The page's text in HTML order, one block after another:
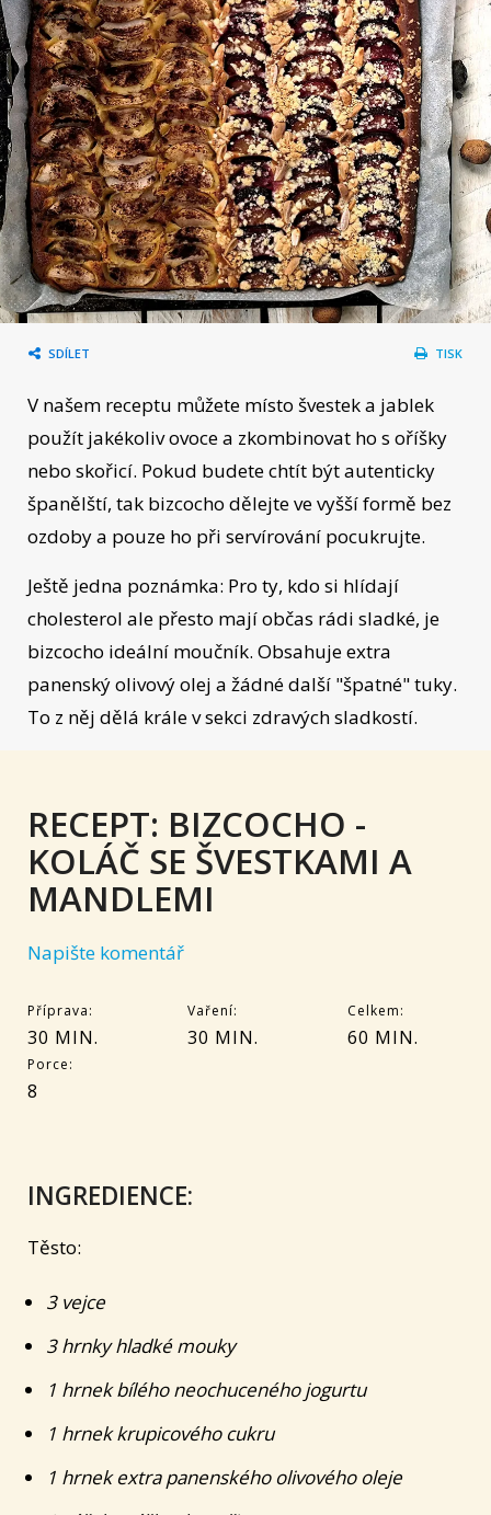
SDÍLET TISK
V našem receptu můžete místo švestek a jablek
použít jakékoliv ovoce a zkombinovat ho s oříšky
nebo skořicí. Pokud budete chtít být autenticky
španělští, tak bizcocho dělejte ve vyšší formě bez
ozdoby a pouze ho při servírování pocukrujte.
Ještě jedna poznámka: Pro ty, kdo si hlídají
cholesterol ale přesto mají občas rádi sladké, je
bizcocho ideální moučník. Obsahuje extra
panenský olivový olej a žádné další "špatné" tuky.
To z něj dělá krále v sekci zdravých sladkostí.
RECEPT: BIZCOCHO -
KOLÁČ SE ŠVESTKAMI A
MANDLEMI
Napište komentář
Příprava:
30 MIN.
Vaření:
30 MIN.
Celkem:
60 MIN.
Porce:
8
INGREDIENCE:
Těsto:
3 vejce
3 hrnky hladké mouky
1 hrnek bílého neochuceného jogurtu
1 hrnek krupicového cukru
1 hrnek extra panenského olivového oleje